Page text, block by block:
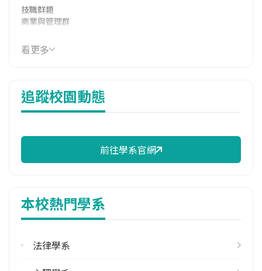
技職群類
商業與管理群
114年學費
40,160 元/學期
8,950 元/學期
114年註冊率
113學年度上學期
113學年度下學期
15
修輔系人數
看更多
追蹤校園動態
前往學系官網
本校熱門學系
法律學系